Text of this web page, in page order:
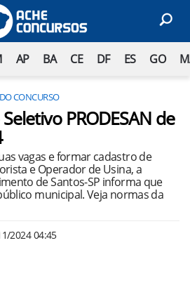
AP BA CE DF ES GO
CONCURSO
PRODESAN de
vagas e formar cadastro de
e Operador de Usina, a
de Santos-SP informa que
municipal. Veja normas da
2024 04:45